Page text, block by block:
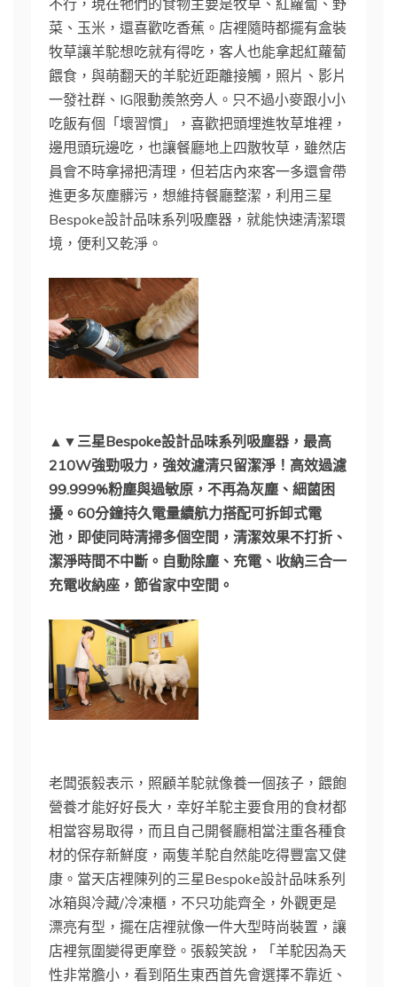
不行，現在牠們的食物主要是牧草、紅蘿蔔、野
菜、玉米，還喜歡吃香蕉。店裡隨時都擺有盒裝
牧草讓羊駝想吃就有得吃，客人也能拿起紅蘿蔔
餵食，與萌翻天的羊駝近距離接觸，照片、影片
一發社群、IG限動羨煞旁人。只不過小麥跟小小
吃飯有個「壞習慣」，喜歡把頭埋進牧草堆裡，
邊甩頭玩邊吃，也讓餐廳地上四散牧草，雖然店
員會不時拿掃把清理，但若店內來客一多還會帶
進更多灰塵髒污，想維持餐廳整潔，利用三星
Bespoke設計品味系列吸塵器，就能快速清潔環
境，便利又乾淨。
▲▼三星Bespoke設計品味系列吸塵器，最高
210W強勁吸力，強效濾清只留潔淨！高效過濾
99.999%粉塵與過敏原，不再為灰塵、細菌困
擾。60分鐘持久電量續航力搭配可拆卸式電
池，即使同時清掃多個空間，清潔效果不打折、
潔淨時間不中斷。自動除塵、充電、收納三合一
充電收納座，節省家中空間。
老闆張毅表示，照顧羊駝就像養一個孩子，餵飽
營養才能好好長大，幸好羊駝主要食用的食材都
相當容易取得，而且自己開餐廳相當注重各種食
材的保存新鮮度，兩隻羊駝自然能吃得豐富又健
康。當天店裡陳列的三星Bespoke設計品味系列
冰箱與冷藏/冷凍櫃，不只功能齊全，外觀更是
漂亮有型，擺在店裡就像一件大型時尚裝置，讓
店裡氛圍變得更摩登。張毅笑說，「羊駝因為天
性非常膽小，看到陌生東西首先會選擇不靠近、